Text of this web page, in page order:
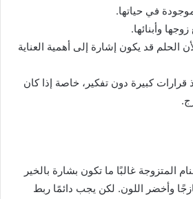
في حياتها.
وأبنائها.
الحلم قد يكون إشارة إلى أهمية العناية
كبيرة دون تفكير، خاصة إذا كان
المتزوجة غالبًا ما تكون بشارة بالخير
وأخضر اللون. لكن يجب دائمًا ربط